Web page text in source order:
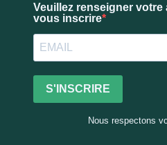
Veuillez renseigner
vous inscrire
S'INSCRIRE
Nous respectons